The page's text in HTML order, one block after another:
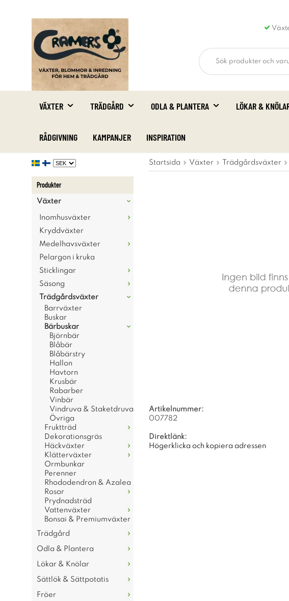
VÄXTER TRÄDGÅRD ODLA & PLANTERA LÖKAR &
RÅDGIVNING KAMPANJER INSPIRATION
Produkter
Växter
Inomhusväxter
Kryddväxter
Medelhavsväxter
Pelargon i kruka
Sticklingar
Säsong
Trädgårdsväxter
Barrväxter
Buskar
Bärbuskar
Björnbär
Blåbär
Blåbärstry
Hallon
Havtorn
Krusbär
Rabarber
Vinbär
Vindruva & Staketdruva
Övriga
Fruktträd
Dekorationsgräs
Häckväxter
Klätterväxter
Ormbunkar
Perenner
Rhododendron & Azalea
Rosor
Prydnadsträd
Vattenväxter
Bonsai & Premiumväxter
Trädgård
Odla & Plantera
Lökar & Knölar
Sättlök & Sättpotatis
Fröer
Startsida Växter Trädgårdsväxter
Artikelnummer:
007782
Direktlänk:
Högerklicka och kopiera adressen